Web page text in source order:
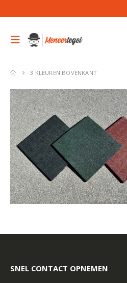
3 KLEUREN BOVENKANT
SNEL CONTACT OPNEMEN